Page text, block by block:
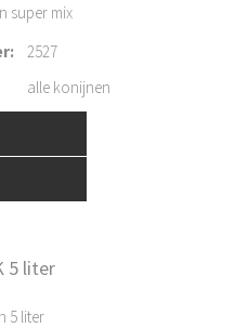
super mix
:
2527
alle konijnen
5 liter
5 liter